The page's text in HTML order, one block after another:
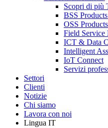
Scopri di più
BSS
OSS
Field Service
ICT & Data
Intelligent
IoT Connect
Servizi
Settori
Clienti
Notizie
Chi siamo
Lavora con noi
Lingua IT